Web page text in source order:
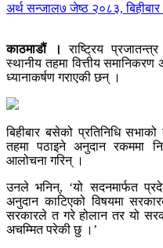
अर्थ सन्जाल७ जेष्ठ २०८३,
काठमाडौं ।
राष्ट्रिय
स्थानीय तहमा वित्तीय
ध्यानाकर्षण गराएकी छन् ।
बिहीबार बसेको प्रतिनिधि
तहमा पठाइने अनुदान रकममा
आलोचना गरिन् ।
उनले भनिन्, ‘यो सदनमार्फत
अनुदान काटिएको विषयमा
सरकारले त गरे होलान तर यो
अचम्मित परेकी छु ।’